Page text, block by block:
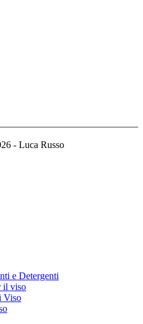
- Luca Russo
e Detergenti
il viso
Viso